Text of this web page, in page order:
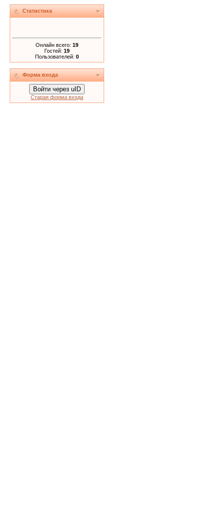
Статистика
Онлайн всего: 19
Гостей: 19
Пользователей: 0
Форма входа
Войти через uID
Старая форма входа